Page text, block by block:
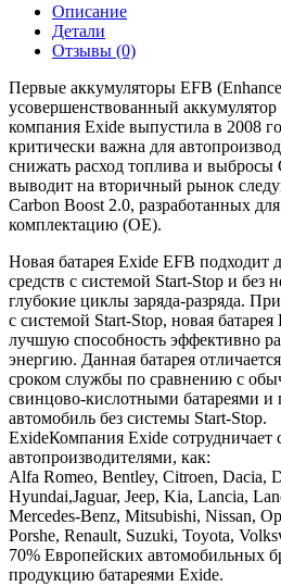
EXIDE
EFB
Carbon
2.0
Описание
Детали
Отзывы (0)
Первые аккумуляторы EFB
усовершенствованный
компания Exide выпустила в 2008
критически важна для
снижать расход топлива и выбросы
выводит на вторичный рынок
Carbon Boost 2.0, разработанных
комплектацию (OE).
Новая батарея Exide EFB подходит
средств с системой Start-Stop и без
глубокие циклы заряда-разряда.
с системой Start-Stop, новая
лучшую способность эффективно
энергию. Данная батарея
сроком службы по сравнению с
свинцово-кислотными батареями и
автомобиль без системы Start-Stop.
ExideКомпания Exide
автопроизводителями, как:
Alfa Romeo, Bentley, Citroen, Dacia,
Hyundai,Jaguar, Jeep, Kia, Lancia,
Mercedes-Benz, Mitsubishi, Nissan,
Porshe, Renault, Suzuki, Toyota,
70% Европейских автомобильных
продукцию батареями Exide.